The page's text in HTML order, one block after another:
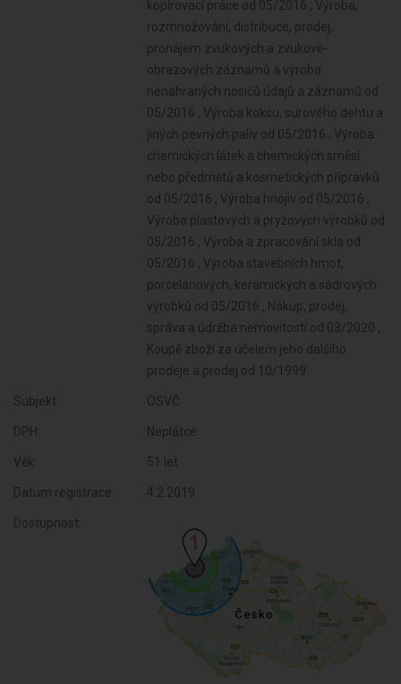
Subjekt: OSVČ
DPH: Neplátce
Věk: 51 let
Datum registrace: 4.2.2019
Dostupnost: